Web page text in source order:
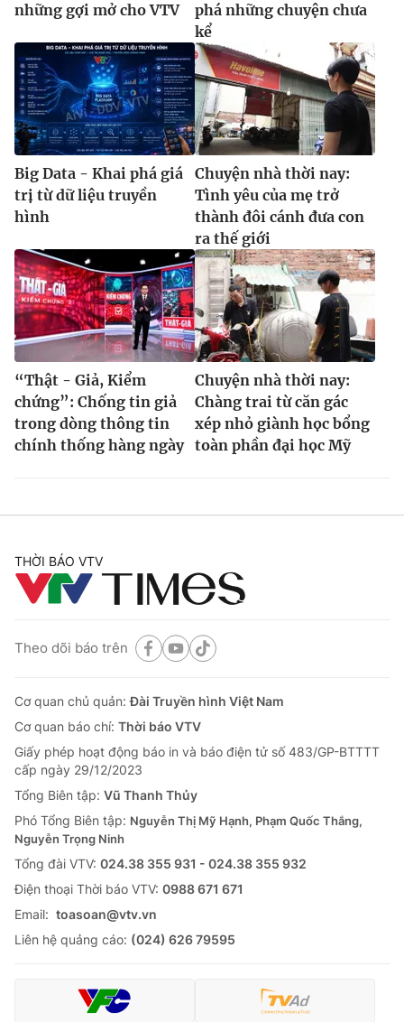
những gợi mở cho VTV
phá những chuyện chưa
kể
Big Data - Khai phá giá
trị từ dữ liệu truyền
hình
Chuyện nhà thời nay:
Tình yêu của mẹ trở
thành đôi cánh đưa con
ra thế giới
“Thật - Giả, Kiểm
chứng”: Chống tin giả
trong dòng thông tin
chính thống hàng ngày
Chuyện nhà thời nay:
Chàng trai từ căn gác
xép nhỏ giành học bổng
toàn phần đại học Mỹ
THỜI BÁO VTV
Theo dõi báo trên
Cơ quan chủ quản:Đài Truyền hình Việt Nam
Cơ quan báo chí: Thời báo VTV
Giấy phép hoạt động báo in và báo điện tử số 483/GP-BTTTT
cấp ngày 29/12/2023
Tổng Biên tập: Vũ Thanh Thủy
Phó Tổng Biên tập: Nguyễn Thị Mỹ Hạnh, Phạm Quốc Thắng,
Nguyễn Trọng Ninh
Tổng đài VTV: 024.38 355 931 - 024.38 355 932
Ðiện thoại Thời báo VTV: 0988 671 671
Email: toasoan@vtv.vn
Liên hệ quảng cáo: (024) 626 79595